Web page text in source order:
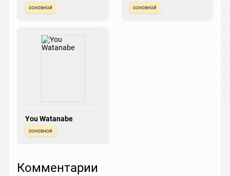
основной основной
You Watanabe
основной
Комментарии